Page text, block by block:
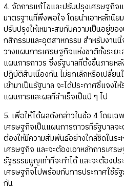
4. จัดการแก้ไขและปรับปรุงเศรษฐกิจ
มาตรฐานที่พึงพอใจ โดยนำเอาหลักนิย
ปรับปรุงให้เหมาะสมกับความเป็นอยู่ขอ
กสิกรรมและอุตสาหกรรม สำหรับงาน
วางแผนการเศรษฐกิจแห่งชาติทั้งระยะ
แผนการถาวร ซึ่งรัฐบาลที่ตั้งขึ้นภายห
ปฏิบัติสืบเนื่องกัน ไม่ยกเลิกหรือเปลี่ย
เข้ามาเป็นรัฐบาล จะได้ประกาศชี้แจงใ
แผนการและผลที่สำเร็จเป็นปี ๆ ไป
5. เพื่อให้ได้ผลดังกล่าวในข้อ 4 โดยเ
เศรษฐกิจเป็นแผนการถาวรที่รัฐบาลจ
ต้องให้มีความสัมพันธ์อย่างใกล้ชิดในร
เศรษฐกิจ และจะต้องเอาหลักการเศร
รัฐธรรมนูญเท่าที่จะทำได้ และจะต้องป
เศรษฐกิจไปพร้อมกับการประกาศใช้รั
กัน